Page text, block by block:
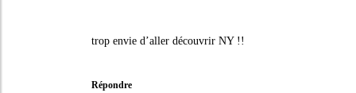
trop envie d’aller découvrir NY !!
Répondre